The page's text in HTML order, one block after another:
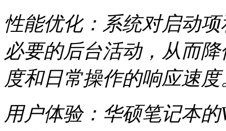
性能优化：系统对启动
必要的后台活动，从而
度和日常操作的响应速度
用户体验：华硕笔记本